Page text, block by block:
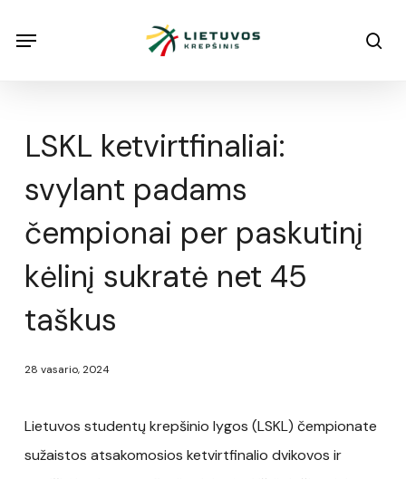
Menu
LSKL ketvirtfinaliai:
svylant padams
čempionai per paskutinį
kėlinį sukratė net 45
taškus
28 vasario, 2024
Lietuvos studentų krepšinio lygos (LSKL) čempionate
sužaistos atsakomosios ketvirtfinalio dvikovos ir